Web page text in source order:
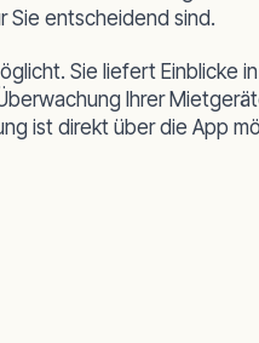
Sie entscheidend sind.
Sie liefert Einblicke
Ihrer
ist direkt über die App